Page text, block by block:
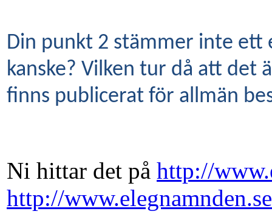
Din punkt 2 stämmer inte ett
kanske? Vilken tur då att det
finns publicerat för allmän
Ni hittar det på http://
http://